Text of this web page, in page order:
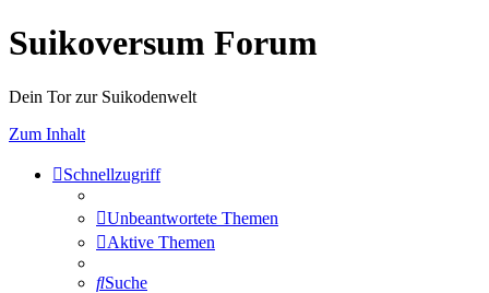
Suikoversum Forum
Dein Tor zur Suikodenwelt
Zum Inhalt
Schnellzugriff
Unbeantwortete Themen
Aktive Themen
Suche